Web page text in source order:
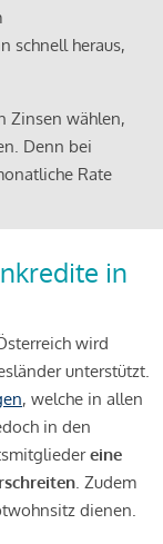
schnell heraus,
Zinsen wählen,
Denn bei
Rate
in
wird
unterstützt.
, welche in allen
in den
eine
. Zudem
dienen.